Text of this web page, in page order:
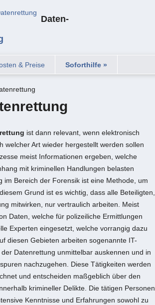
Daten-
& Preise Soforthilfe »
ist dann relevant, wenn elektronisch
welcher Art wieder hergestellt werden sollen
meist Informationen ergeben, welche
mit kriminellen Handlungen belasten
im Bereich der Forensik ist eine Methode, um
Grund ist es wichtig, dass alle Beteiligten,
mitwirken, nur vertraulich arbeiten. Meist
Daten, welche für polizeiliche Ermittlungen
Experten eingesetzt, welche vorrangig dazu
diesen Gebieten arbeiten sogenannte IT-
Datenrettung unmittelbar auskennen und in
nachzugehen. Diese Tätigkeiten werden
und entscheiden maßgeblich über den
krimineller Delikte. Die tätigen Personen
Kenntnisse und Erfahrungen sowohl zu